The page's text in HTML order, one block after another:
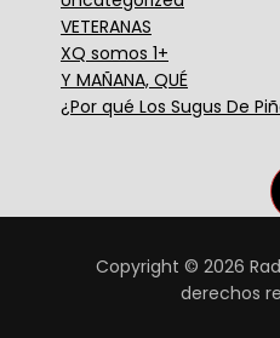
VETERANAS
XQ somos 1+
Y MAÑANA, QUÉ
¿Por qué Los Sugus De
Copyright © 2026
derechos